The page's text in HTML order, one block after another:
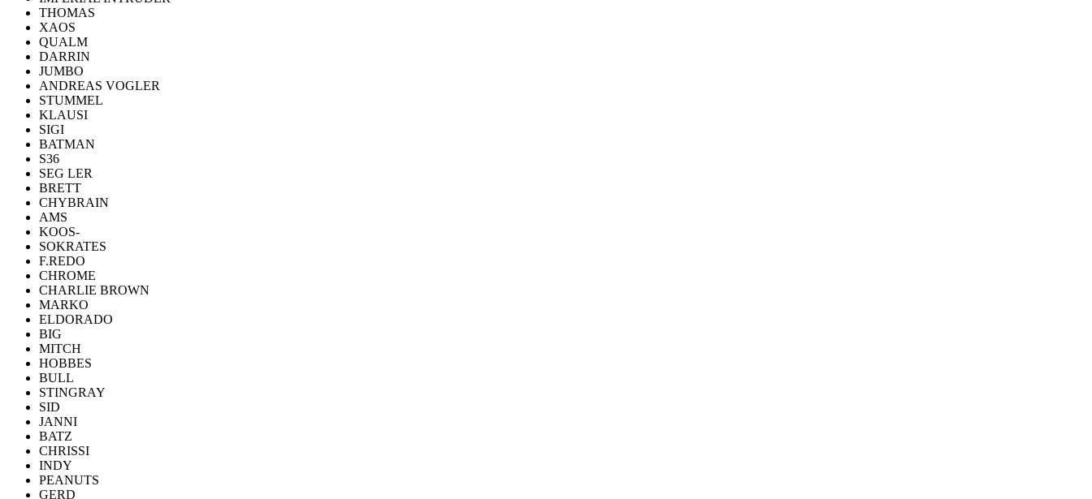
THOMAS
XAOS
QUALM
DARRIN
JUMBO
ANDREAS VOGLER
STUMMEL
KLAUSI
SIGI
BATMAN
S36
SEG LER
BRETT
CHYBRAIN
AMS
KOOS-
SOKRATES
F.REDO
CHROME
CHARLIE BROWN
MARKO
ELDORADO
BIG
MITCH
HOBBES
BULL
STINGRAY
SID
JANNI
BATZ
CHRISSI
INDY
PEANUTS
GERD